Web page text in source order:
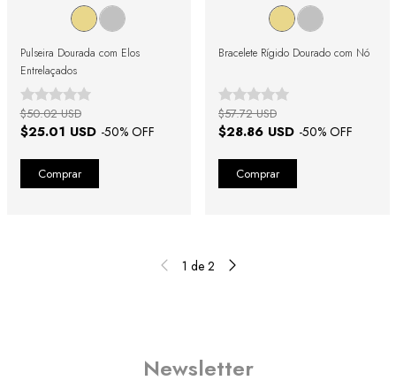
Pulseira Dourada com Elos
Entrelaçados
$25.01 USD -50% OFF
$50.02 USD
Bracelete Rígido Dourado com Nó
$28.86 USD -50% OFF
$57.72 USD
1 de 2
Newsletter